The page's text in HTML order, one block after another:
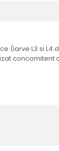
L3 si L4
concomitent